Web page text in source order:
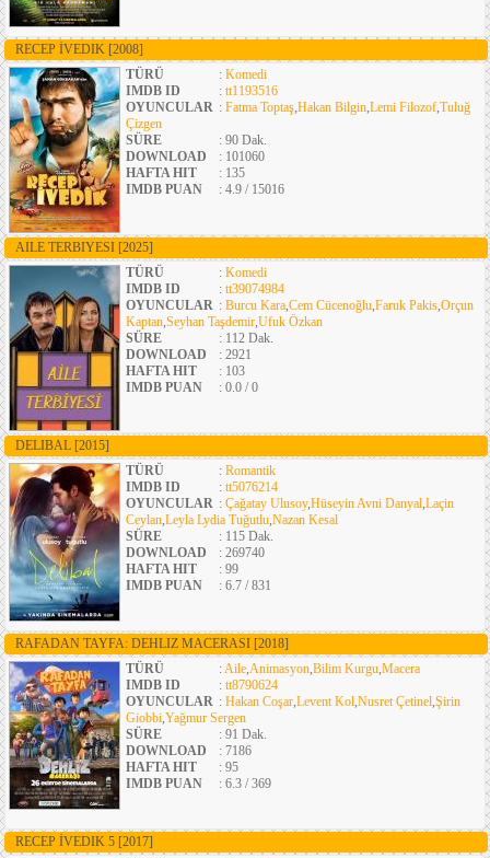
RECEP İVEDIK [2008]
TÜRÜ
: Komedi
IMDB ID
: tt1193516
OYUNCULAR : Fatma Toptaş,Hakan Bilgin,Lemi Filozof,Tuluğ
Çizgen
SÜRE
: 90 Dak.
DOWNLOAD
: 101060
HAFTA HIT
: 135
IMDB PUAN
: 4.9 / 15016
AILE TERBIYESI [2025]
TÜRÜ
: Komedi
IMDB ID
: tt39074984
OYUNCULAR : Burcu Kara,Cem Cücenoğlu,Faruk Pakis,Orçun
Kaptan,Seyhan Taşdemir,Ufuk Özkan
SÜRE
: 112 Dak.
DOWNLOAD
: 2921
HAFTA HIT
: 103
IMDB PUAN
: 0.0 / 0
DELIBAL [2015]
TÜRÜ
: Romantik
IMDB ID
: tt5076214
OYUNCULAR : Çağatay Ulusoy,Hüseyin Avni Danyal,Laçin
Ceylan,Leyla Lydia Tuğutlu,Nazan Kesal
SÜRE
: 115 Dak.
DOWNLOAD
: 269740
HAFTA HIT
: 99
IMDB PUAN
: 6.7 / 831
RAFADAN TAYFA: DEHLIZ MACERASI [2018]
TÜRÜ
:Aile,Animasyon,Bilim Kurgu,Macera
IMDB ID
: tt8790624
OYUNCULAR : Hakan Coşar,Levent Kol,Nusret Çetinel,Şirin
Giobbi,Yağmur Sergen
SÜRE
: 91 Dak.
DOWNLOAD
: 7186
HAFTA HIT
: 95
IMDB PUAN
: 6.3 / 369
RECEP İVEDIK 5 [2017]